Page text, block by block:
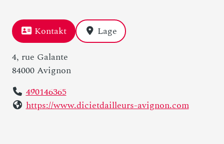
Kontakt
Lage
4, rue Galante
84000 Avignon
490146365
https://www.dicietdailleurs-avignon.com